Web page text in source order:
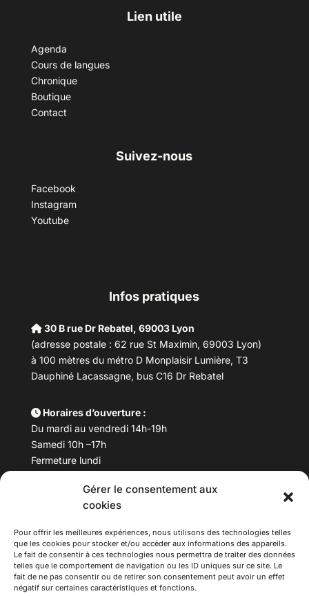
Gérer le consentement aux
cookies
Pour offrir les meilleures expériences, nous utilisons des technologies telles
que les cookies pour stocker et/ou accéder aux informations des appareils.
Le fait de consentir à ces technologies nous permettra de traiter des données
telles que le comportement de navigation ou les ID uniques sur ce site. Le
fait de ne pas consentir ou de retirer son consentement peut avoir un effet
négatif sur certaines caractéristiques et fonctions.
Lien utile
Agenda
Cours de langues
Chronique
Boutique
Contact
Suivez-nous
Facebook
Instagram
Youtube
Infos pratiques
30 B rue Dr Rebatel, 69003 Lyon
(adresse postale : 62 rue St Maximin, 69003 Lyon)
à 100 mètres du métro D Monplaisir Lumière, T3
Dauphiné Lacassagne, bus C16 Dr Rebatel
Horaires d’ouverture :
Du mardi au vendredi 14h-19h
Samedi 10h –17h
Fermeture lundi
Téléphone : 04 78 53 06 40
maisondesculturesasiatiques@asiexpo.com